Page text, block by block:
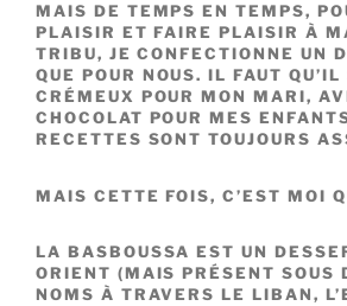
MAIS DE TEMPS EN TEMPS,
PLAISIR ET FAIRE PLAISIR À
TRIBU, JE CONFECTIONNE UN
QUE POUR NOUS. IL FAUT QU’IL
CRÉMEUX POUR MON MARI,
CHOCOLAT POUR MES
RECETTES SONT TOUJOURS
MAIS CETTE FOIS, C’EST MOI
LA BASBOUSSA EST UN
ORIENT (MAIS PRÉSENT SOUS
NOMS À TRAVERS LE LIBAN,